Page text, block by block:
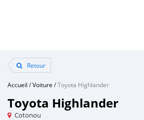
Retour
Accueil /Voiture /Toyota Highlander
Toyota Highlander
Cotonou